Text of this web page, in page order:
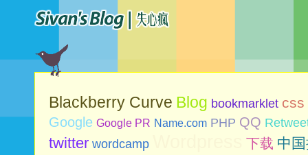
Blackberry Curve Blog bookmarklet css
Google Google PR Name.com PHP QQ
twitter wordcamp 下载 中